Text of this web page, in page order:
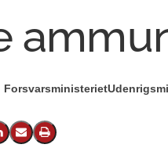
Forsvarsministeriet
X (Twitter)
på LinkedIn
Send email
Print